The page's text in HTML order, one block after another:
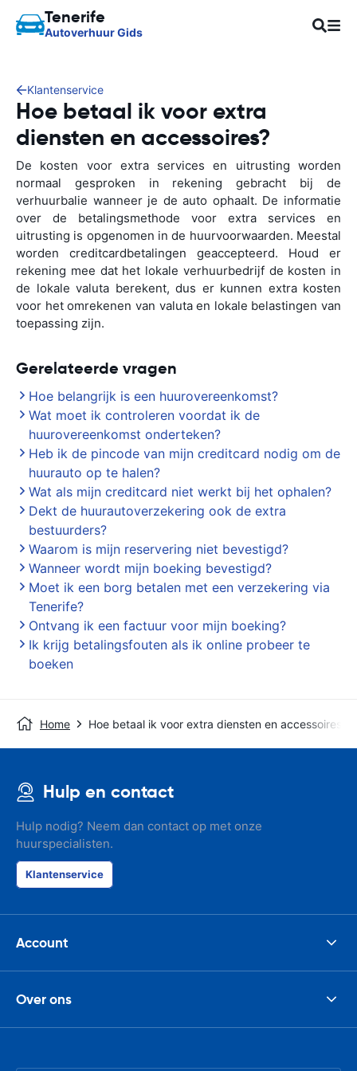
Tenerife
Autoverhuur Gids
Klantenservice
Hoe betaal ik voor extra
diensten en accessoires?
De kosten voor extra services en uitrusting worden
normaal gesproken in rekening gebracht bij de
verhuurbalie wanneer je de auto ophaalt. De informatie
over de betalingsmethode voor extra services en
uitrusting is opgenomen in de huurvoorwaarden. Meestal
worden creditcardbetalingen geaccepteerd. Houd er
rekening mee dat het lokale verhuurbedrijf de kosten in
de lokale valuta berekent, dus er kunnen extra kosten
voor het omrekenen van valuta en lokale belastingen van
toepassing zijn.
Gerelateerde vragen
Hoe belangrijk is een huurovereenkomst?
Wat moet ik controleren voordat ik de
huurovereenkomst onderteken?
Heb ik de pincode van mijn creditcard nodig om de
huurauto op te halen?
Wat als mijn creditcard niet werkt bij het ophalen?
Dekt de huurautoverzekering ook de extra
bestuurders?
Waarom is mijn reservering niet bevestigd?
Wanneer wordt mijn boeking bevestigd?
Moet ik een borg betalen met een verzekering via
Tenerife?
Ontvang ik een factuur voor mijn boeking?
Ik krijg betalingsfouten als ik online probeer te
boeken
Home Hoe betaal ik voor extra diensten en accessoires?
Hulp en contact
Hulp nodig? Neem dan contact op met onze
huurspecialisten.
Klantenservice
Account
Over ons